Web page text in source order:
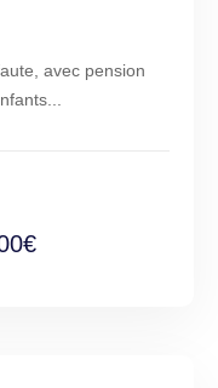
avec pension